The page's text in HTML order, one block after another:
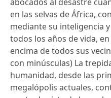
en las selvas de África,
mediante su inteligencia
todos los años de vida,
encima de todos sus
con minúsculas) La
humanidad, desde las
megalópolis actuales,